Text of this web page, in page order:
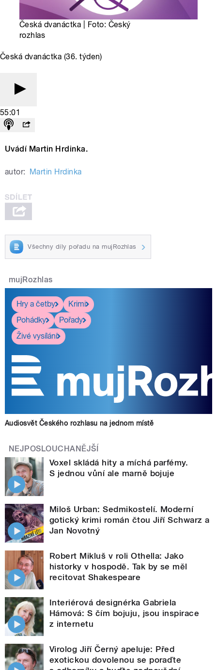
Česká dvanáctka | Foto: Český
rozhlas
Česká dvanáctka (36. týden)
55:01
Uvádí Martin Hrdinka.
autor: Martin Hrdinka
Všechny díly pořadu na mujRozhlas
mujRozhlas
Hry a četby
Krimi
Pohádky
Pořady
Živé vysílání
Audiosvět Českého rozhlasu na jednom místě
NEJPOSLOUCHANĚJŠÍ
Voxel skládá hity a míchá parfémy.
S jednou vůní ale marně bojuje
Miloš Urban: Sedmikostelí. Moderní
gotický krimi román čtou Jiří Schwarz a
Jan Novotný
Robert Mikluš v roli Othella: Jako
historky v hospodě. Tak by se měl
recitovat Shakespeare
Interiérová designérka Gabriela
Hámová: S čím bojuju, jsou inspirace
z internetu
Virolog Jiří Černý apeluje: Před
exotickou dovolenou se poraďte